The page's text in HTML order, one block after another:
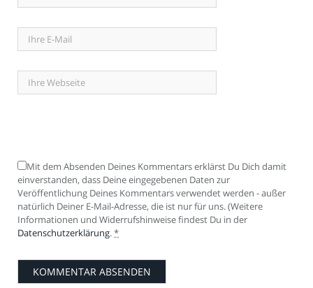
Mit dem Absenden Deines Kommentars erklärst Du Dich damit
einverstanden, dass Deine eingegebenen Daten zur
Veröffentlichung Deines Kommentars verwendet werden - außer
natürlich Deiner E-Mail-Adresse, die ist nur für uns. (Weitere
Informationen und Widerrufshinweise findest Du in der
Datenschutzerklärung.*